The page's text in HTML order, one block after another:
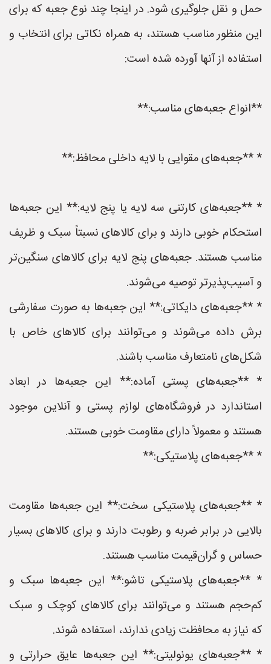
حمل و نقل جلوگیری شود. در اینجا چند نوع جعبه که برای
این منظور مناسب هستند، به همراه نکاتی برای انتخاب و
استفاده از آنها آورده شده است:
**انواع جعبه‌های مناسب:**
* **جعبه‌های مقوایی با لایه داخلی محافظ:**
* **جعبه‌های کارتنی سه لایه یا پنج لایه:** این جعبه‌ها
استحکام خوبی دارند و برای کالاهای نسبتاً سبک و ظریف
مناسب هستند. جعبه‌های پنج لایه برای کالاهای سنگین‌تر
و آسیب‌پذیرتر توصیه می‌شوند.
* **جعبه‌های دایکاتی:** این جعبه‌ها به صورت سفارشی
برش داده می‌شوند و می‌توانند برای کالاهای خاص با
شکل‌های نامتعارف مناسب باشند.
* **جعبه‌های پستی آماده:** این جعبه‌ها در ابعاد
استاندارد در فروشگاه‌های لوازم پستی و آنلاین موجود
هستند و معمولاً دارای مقاومت خوبی هستند.
* **جعبه‌های پلاستیکی:**
* **جعبه‌های پلاستیکی سخت:** این جعبه‌ها مقاومت
بالایی در برابر ضربه و رطوبت دارند و برای کالاهای بسیار
حساس و گران‌قیمت مناسب هستند.
* **جعبه‌های پلاستیکی تاشو:** این جعبه‌ها سبک و
کم‌حجم هستند و می‌توانند برای کالاهای کوچک و سبک
که نیاز به محافظت زیادی ندارند، استفاده شوند.
* **جعبه‌های یونولیتی:** این جعبه‌ها عایق حرارتی و